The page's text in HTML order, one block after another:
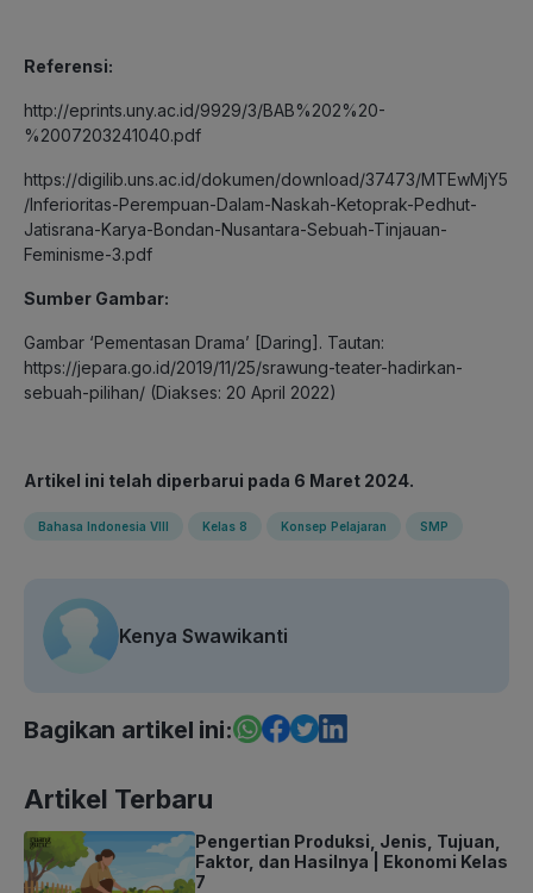
Referensi:
http://eprints.uny.ac.id/9929/3/BAB%202%20-
%2007203241040.pdf
https://digilib.uns.ac.id/dokumen/download/37473/MTEwMjY5
/Inferioritas-Perempuan-Dalam-Naskah-Ketoprak-Pedhut-
Jatisrana-Karya-Bondan-Nusantara-Sebuah-Tinjauan-
Feminisme-3.pdf
Sumber Gambar:
Gambar ‘Pementasan Drama’ [Daring]. Tautan:
https://jepara.go.id/2019/11/25/srawung-teater-hadirkan-
sebuah-pilihan/ (Diakses: 20 April 2022)
Artikel ini telah diperbarui pada 6 Maret 2024.
Bahasa Indonesia VIII Kelas 8 Konsep Pelajaran SMP
Kenya Swawikanti
Bagikan artikel ini:
Artikel Terbaru
Pengertian Produksi, Jenis, Tujuan,
Faktor, dan Hasilnya | Ekonomi Kelas
7